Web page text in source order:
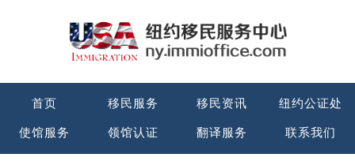
首页 移民服务 移民资讯 纽约公证处
使馆服务 领馆认证 翻译服务 联系我们